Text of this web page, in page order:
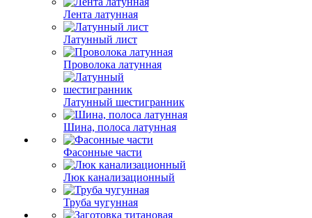
Лента латунная
Латунный лист
Проволока латунная
Латунный шестигранник
Шина, полоса латунная
Фасонные части
Люк канализационный
Труба чугунная